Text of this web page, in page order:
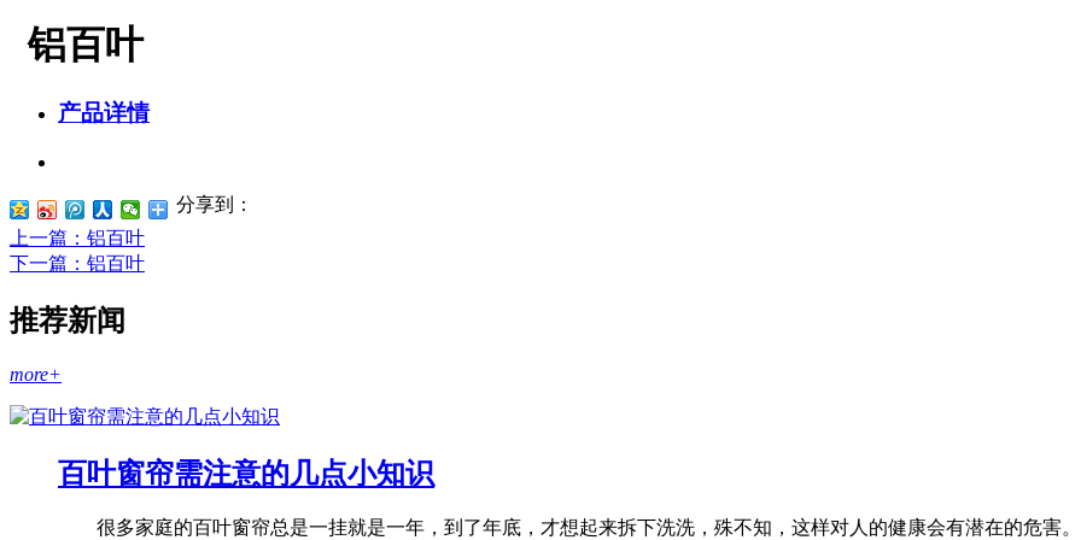
铝百叶
产品详情
分享到：
上一篇 ：铝百叶
下一篇 ：铝百叶
推荐新闻
more+
百叶窗帘需注意的几点小知识
很多家庭的百叶窗帘总是一挂就是一年，到了年底，才想起来拆下洗洗，殊不知，这样对人的健康会有潜在的危害